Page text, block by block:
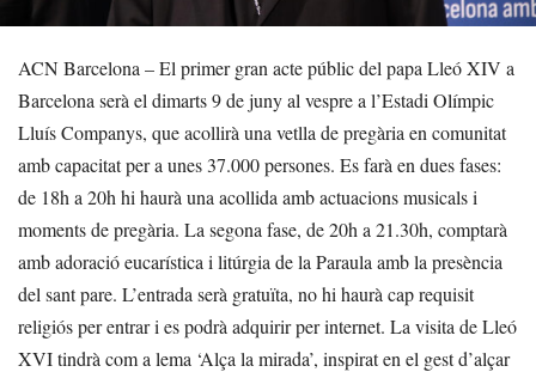
ACN Barcelona – El primer gran acte públic del papa Lleó XIV a
Barcelona serà el dimarts 9 de juny al vespre a l’Estadi Olímpic
Lluís Companys, que acollirà una vetlla de pregària en comunitat
amb capacitat per a unes 37.000 persones. Es farà en dues fases:
de 18h a 20h hi haurà una acollida amb actuacions musicals i
moments de pregària. La segona fase, de 20h a 21.30h, comptarà
amb adoració eucarística i litúrgia de la Paraula amb la presència
del sant pare. L’entrada serà gratuïta, no hi haurà cap requisit
religiós per entrar i es podrà adquirir per internet. La visita de Lleó
XVI tindrà com a lema ‘Alça la mirada’, inspirat en el gest d’alçar